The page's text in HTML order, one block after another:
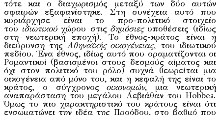
τότε και ο διαχωρισμός μεταξύ των δύο αυτών
σφαιρών εξαφανίστηκε. Στη συνέχεια αυτό που
κυριάρχησε είναι το προ-πολιτικό στοιχείο
του ιδιωτικούχώρου στις δημόσιεςυποθέσεις (ιδίως
στη νεωτερική εποχή). Το έθνος-κράτος είναι η
διεύρυνση της Αθηναϊκής οικογένειας, του ιδιωτικού
πεδίου. Ένα έθνος, ιδίως αυτό που οραματίζονται οι
Ρομαντικοί (βασισμένοι στους δεσμούς αίματος και
όχι στον πολιτικό του ρόλο) συχνά θεωρείται μια
οικογένεια από μόνο του, και η κεφαλή της είναι το
κράτος, ο σύγχρονος οικονομών, μια νεωτερική
αναπαράσταση του μεγάλου Λεβιάθαν του Hobbes.
Όμως το πιο χαρακτηριστικό του κράτους είναι ότι
ενσωματώνει την ιδέα της Προόδου, στο βαθμό που